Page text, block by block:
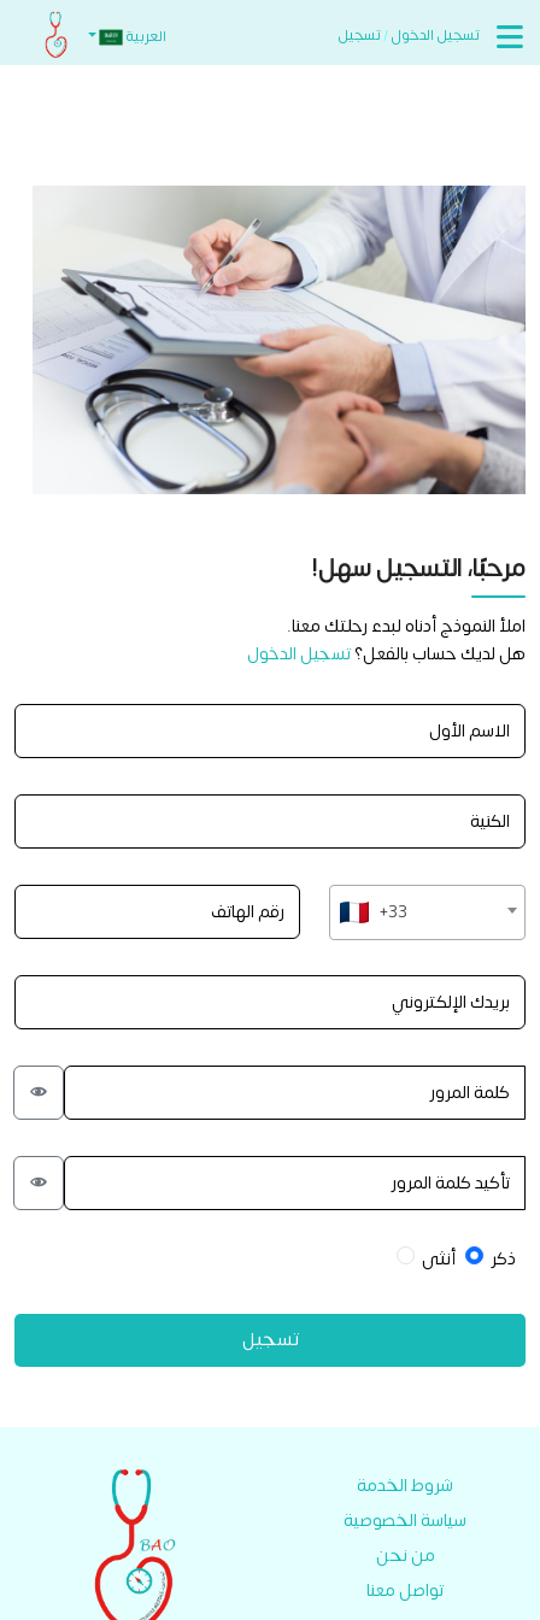
العربية تسجيل الدخول/تسجيل
مرحبًا، التسجيل سهل!
املأ النموذج أدناه لبدء رحلتك معنا.
هل لديك حساب بالفعل؟تسجيل الدخول
+33
ذكر أنثى
تسجيل
شروط الخدمة
سياسة الخصوصية
من نحن
تواصل معنا